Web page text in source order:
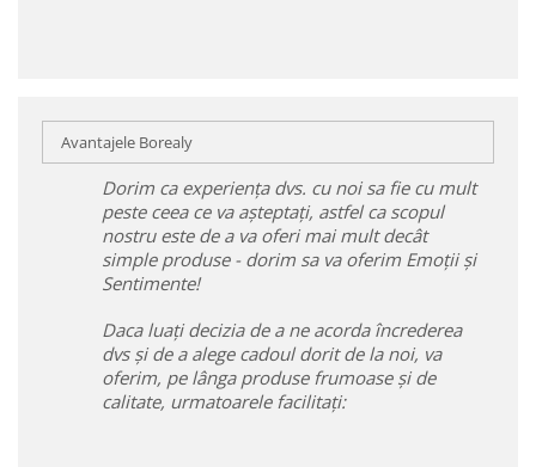
Avantajele Borealy
Dorim ca experiența dvs. cu noi sa fie cu mult
peste ceea ce va așteptați, astfel ca scopul
nostru este de a va oferi mai mult decât
simple produse - dorim sa va oferim Emoții și
Sentimente!
Daca luați decizia de a ne acorda încrederea
dvs și de a alege cadoul dorit de la noi, va
oferim, pe lânga produse frumoase și de
calitate, urmatoarele facilitați: